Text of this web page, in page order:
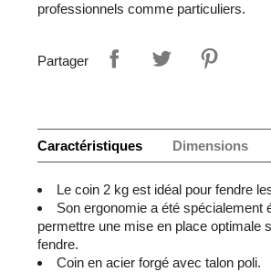
professionnels comme particuliers.
Partager
Caractéristiques Dimensions
Le coin 2 kg est idéal pour fendre
Son ergonomie a été spécialement
permettre une mise en place optimale
fendre.
Coin en acier forgé avec talon poli.